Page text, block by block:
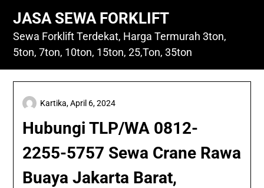
content
JASA SEWA FORKLIFT
Sewa Forklift Terdekat, Harga Termurah 3ton,
5ton, 7ton, 10ton, 15ton, 25,Ton, 35ton
Hubungi TLP/WA 0812-
2255-5757 Sewa Crane Rawa
Buaya Jakarta Barat,
Kartika,April 6, 2024